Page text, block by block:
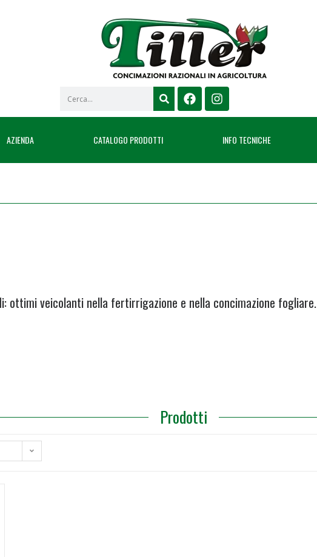
AZIENDA CATALOGO PRODOTTI INFO TECNICHE
ottimi veicolanti nella fertirrigazione e nella concimazione fogliare.
Prodotti